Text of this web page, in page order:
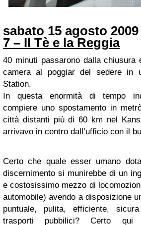
sabato 15 agosto 2009
7 – Il Tè e la Reggia
40 minuti passarono dalla chiusura
camera al poggiar del sedere in
Station.
In questa enormità di tempo
compiere uno spostamento in
città distanti più di 60 km nel
arrivavo in centro dall’ufficio con il
Certo che quale esser umano
discernimento si munirebbe di un
e costosissimo mezzo di
automobile) avendo a disposizione
puntuale, pulita, efficiente,
trasporti pubbilici? Certo